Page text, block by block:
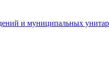
и муниципальных